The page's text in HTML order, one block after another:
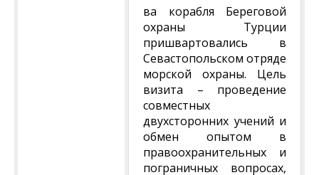
ва корабля Береговой
охраны Турции
пришвартовались в
Севастопольском отряде
морской охраны. Цель
визита – проведение
совместных
двухсторонних учений и
обмен опытом в
правоохранительных и
пограничных вопросах,